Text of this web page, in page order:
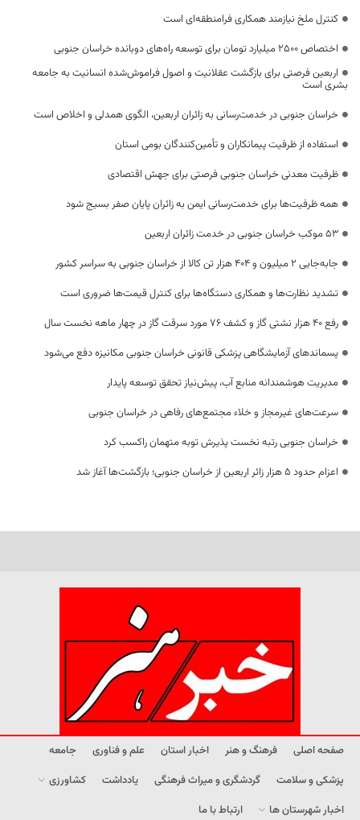
کنترل ملخ نیازمند همکاری فرامنطقه‌ای است
اختصاص 2500 میلیارد تومان برای توسعه راه‌های دوبانده خراسان جنوبی
اربعین فرصتی برای بازگشت عقلانیت و اصول فراموش‌شده انسانیت به جامعه
بشری است
خراسان جنوبی در خدمت‌رسانی به زائران اربعین، الگوی همدلی و اخلاص است
استفاده از ظرفیت پیمانکاران و تأمین‌کنندگان بومی استان
ظرفیت معدنی خراسان جنوبی فرصتی برای جهش اقتصادی
همه ظرفیت‌ها برای خدمت‌رسانی ایمن به زائران پایان صفر بسیج شود
53 موکب خراسان جنوبی در خدمت زائران اربعین
جابه‌جایی 2 میلیون و 404 هزار تن کالا از خراسان جنوبی به سراسر کشور
تشدید نظارت‌ها و همکاری دستگاه‌ها برای کنترل قیمت‌ها ضروری است
رفع 40 هزار نشتی گاز و کشف 76 مورد سرقت گاز در چهار ماهه نخست سال
پسماندهای آزمایشگاهی پزشکی قانونی خراسان جنوبی مکانیزه دفع می‌شود
مدیریت هوشمندانه منابع آب، پیش‌نیاز تحقق توسعه پایدار
سرعت‌های غیرمجاز و خلاء مجتمع‌های رفاهی در خراسان جنوبی
خراسان جنوبی رتبه نخست پذیرش توبه متهمان راکسب کرد
اعزام حدود 5 هزار زائر اربعین از خراسان جنوبی؛ بازگشت‌ها آغاز شد
صفحه اصلی فرهنگ و هنر اخبار استان علم و فناوری
جامعه
پزشکی و سلامت
گردشگری و میراث فرهنگی یادداشت
کشاورزی
اخبار شهرستان ها
ارتباط با ما